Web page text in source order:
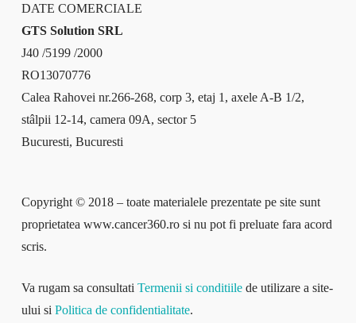
DATE COMERCIALE
GTS Solution SRL
J40 /5199 /2000
RO13070776
Calea Rahovei nr.266-268, corp 3, etaj 1, axele A-B 1/2,
stâlpii 12-14, camera 09A, sector 5
Bucuresti, Bucuresti
Copyright © 2018 – toate materialele prezentate pe site sunt
proprietatea www.cancer360.ro si nu pot fi preluate fara acord
scris.
Va rugam sa consultati Termenii si conditiilede utilizare a site-
ului si Politica de confidentialitate.